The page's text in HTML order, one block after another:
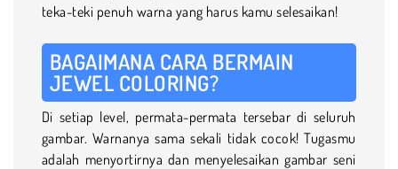
teka-teki penuh warna yang harus kamu selesaikan!
BAGAIMANA CARA BERMAIN
JEWEL COLORING?
Di setiap level, permata-permata tersebar di seluruh
gambar. Warnanya sama sekali tidak cocok! Tugasmu
adalah menyortirnya dan menyelesaikan gambar seni